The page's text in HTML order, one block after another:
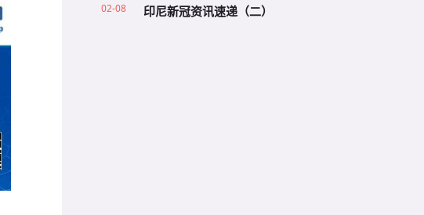
02-08 印尼新冠资讯速递（二）